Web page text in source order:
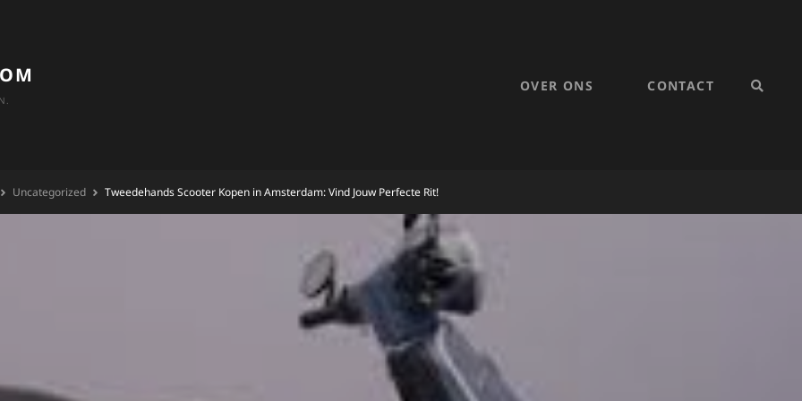
OVER ONS CONTACT
Uncategorized Tweedehands Scooter Kopen in Amsterdam: Vind Jouw Perfecte Rit!